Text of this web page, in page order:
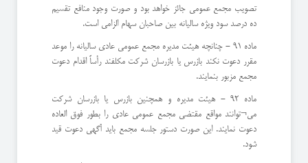
تصویب مجمع عمومی جائز خواهد بود و صورت وجود منافع تقسیم
ده درصد سود ویژه سالیانه بین صاحبان سهام الزامی است.
ماده 91 - چنانچه هیئت مدیره مجمع عمومی عادی سالیانه را موعد
مقرر دعوت نکند بازرس یا بازرسان شرکت مکلفند رأساً اقدام دعوت
مجمع مزبور بنمایند.
ماده 92 - هیئت مدیره و همچنین بازرس یا بازرسان شرکت
می¬توانند مواقع مقتضی مجمع عمومی عادی را بطور فوق العاده
دعوت نمایند. این صورت دستور جلسه مجمع باید آگهی دعوت قید
شود.